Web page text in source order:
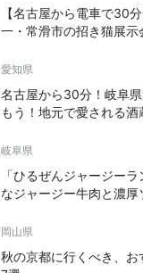
【名古屋から電車で30
一・常滑市の招き猫展示
愛知県
名古屋から30分！岐阜
もう！地元で愛される酒
岐阜県
「ひるぜんジャージー
なジャージー牛肉と濃厚
岡山県
秋の京都に行くべき、お